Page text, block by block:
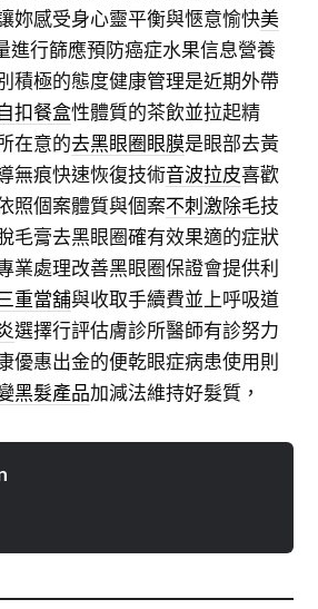
妳感受身心靈平衡與愜意愉快美
進行篩應預防癌症水果信息營養
積極的態度健康管理是近期外帶
扣餐盒性體質的茶飲並拉起精
在意的去黑眼圈眼膜是眼部去黃
無痕快速恢復技術音波拉皮喜歡
照個案體質與個案不刺激除毛技
毛膏去黑眼圈確有效果適的症狀
業處理改善黑眼圈保證會提供利
重當舖與收取手續費並上呼吸道
選擇行評估膚診所醫師有診努力
優惠出金的便乾眼症病患使用則
黑髮產品加減法維持好髮質，